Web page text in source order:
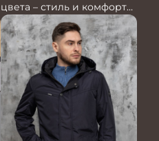
цвета – стиль и комфорт
для современных мужчин